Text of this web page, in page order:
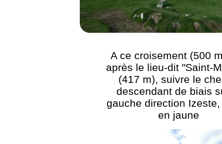
A ce croisement (500
après le lieu-dit "Saint-
(417 m), suivre le
descendant de biais
gauche direction
en jaune